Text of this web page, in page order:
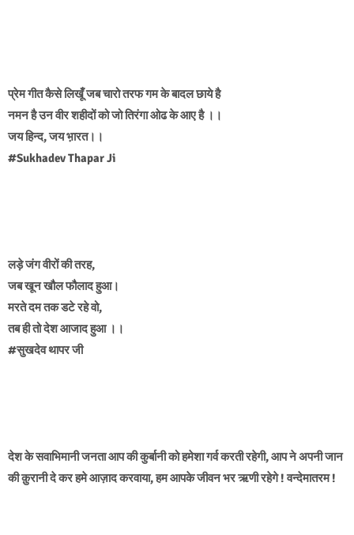
प्रेम गीत कैसे लिखूँ जब चारो तरफ गम के बादल छाये है
नमन है उन वीर शहीदों को जो तिरंगा ओढ के आए है ।।
जय हिन्द, जय भ़ारत।।
#Sukhadev Thapar Ji
लड़े जंग वीरों की तरह,
जब खून खौल फौलाद हुआ।
मरते दम तक डटे रहे वो,
तब ही तो देश आजाद हुआ ।।
#सुखदेव थापर जी
देश के सवाभिमानी जनता आप की कुर्बानी को हमेशा गर्व करती रहेगी, आप ने अपनी जान
की क़ुरानी दे कर हमे आज़ाद करवाया, हम आपके जीवन भर ऋणी रहेगे ! वन्देमातरम !